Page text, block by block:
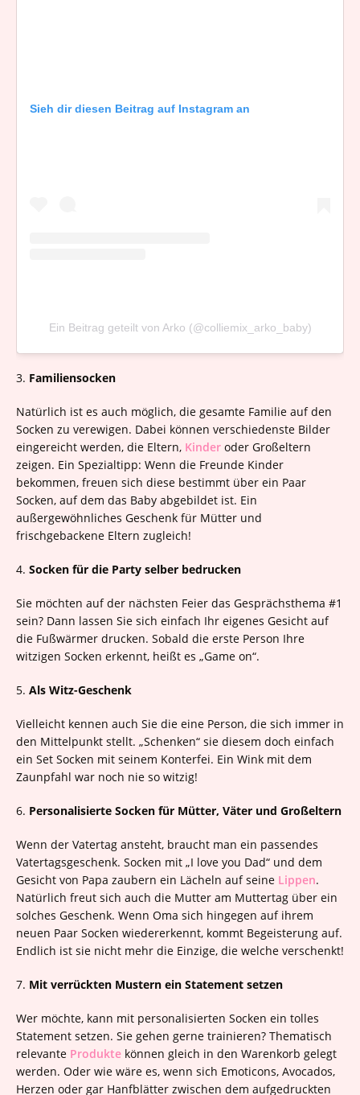
Sieh dir diesen Beitrag auf Instagram an
Ein Beitrag geteilt von Arko (@colliemix_arko_baby)
3. Familiensocken
Natürlich ist es auch möglich, die gesamte Familie auf den
Socken zu verewigen. Dabei können verschiedenste Bilder
eingereicht werden, die Eltern, Kinder oder Großeltern
zeigen. Ein Spezialtipp: Wenn die Freunde Kinder
bekommen, freuen sich diese bestimmt über ein Paar
Socken, auf dem das Baby abgebildet ist. Ein
außergewöhnliches Geschenk für Mütter und
frischgebackene Eltern zugleich!
4. Socken für die Party selber bedrucken
Sie möchten auf der nächsten Feier das Gesprächsthema #1
sein? Dann lassen Sie sich einfach Ihr eigenes Gesicht auf
die Fußwärmer drucken. Sobald die erste Person Ihre
witzigen Socken erkennt, heißt es „Game on“.
5. Als Witz-Geschenk
Vielleicht kennen auch Sie die eine Person, die sich immer in
den Mittelpunkt stellt. „Schenken“ sie diesem doch einfach
ein Set Socken mit seinem Konterfei. Ein Wink mit dem
Zaunpfahl war noch nie so witzig!
6. Personalisierte Socken für Mütter, Väter und Großeltern
Wenn der Vatertag ansteht, braucht man ein passendes
Vatertagsgeschenk. Socken mit „I love you Dad“ und dem
Gesicht von Papa zaubern ein Lächeln auf seine Lippen.
Natürlich freut sich auch die Mutter am Muttertag über ein
solches Geschenk. Wenn Oma sich hingegen auf ihrem
neuen Paar Socken wiedererkennt, kommt Begeisterung auf.
Endlich ist sie nicht mehr die Einzige, die welche verschenkt!
7. Mit verrückten Mustern ein Statement setzen
Wer möchte, kann mit personalisierten Socken ein tolles
Statement setzen. Sie gehen gerne trainieren? Thematisch
relevante Produkte können gleich in den Warenkorb gelegt
werden. Oder wie wäre es, wenn sich Emoticons, Avocados,
Herzen oder gar Hanfblätter zwischen dem aufgedruckten